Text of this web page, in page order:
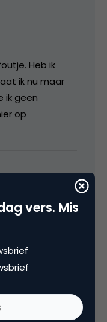
Heb ik
ik nu maar
ik geen
op
vers. Mis